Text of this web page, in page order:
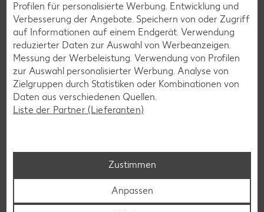
Erfahre mehr
Profilen für personalisierte Werbung. Entwicklung und
Verbesserung der Angebote. Speichern von oder Zugriff
auf Informationen auf einem Endgerät. Verwendung
reduzierter Daten zur Auswahl von Werbeanzeigen.
Messung der Werbeleistung. Verwendung von Profilen
zur Auswahl personalisierter Werbung. Analyse von
Zielgruppen durch Statistiken oder Kombinationen von
Daten aus verschiedenen Quellen.
Liste der Partner (Lieferanten)
Zustimmen
Anpassen